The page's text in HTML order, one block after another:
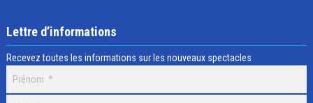
Lettre d’informations
Recevez toutes les informations sur les nouveaux spectacles